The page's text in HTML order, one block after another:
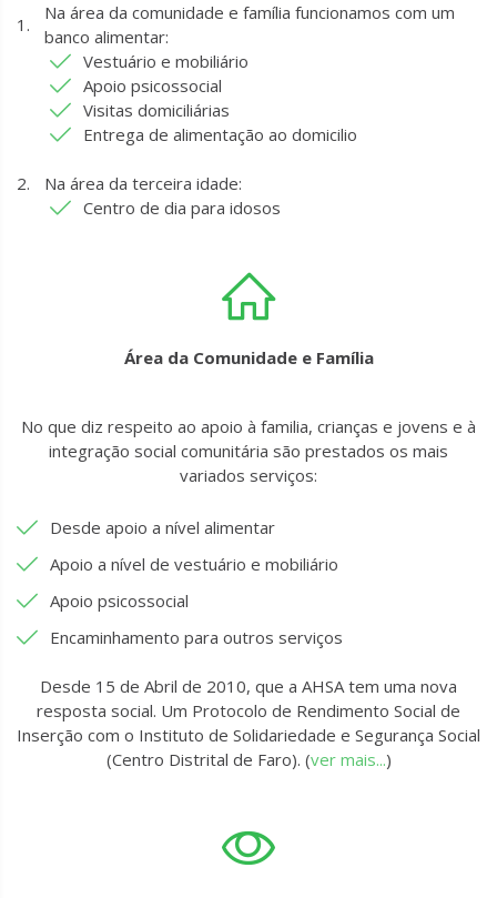
Na área da comunidade e família funcionamos com um
banco alimentar:
Vestuário e mobiliário
Apoio psicossocial
Visitas domiciliárias
Entrega de alimentação ao domicilio
Na área da terceira idade:
Centro de dia para idosos
Área da Comunidade e Família
No que diz respeito ao apoio à familia, crianças e jovens e à
integração social comunitária são prestados os mais
variados serviços:
Desde apoio a nível alimentar
Apoio a nível de vestuário e mobiliário
Apoio psicossocial
Encaminhamento para outros serviços
Desde 15 de Abril de 2010, que a AHSA tem uma nova
resposta social. Um Protocolo de Rendimento Social de
Inserção com o Instituto de Solidariedade e Segurança Social
(Centro Distrital de Faro). (ver mais...)